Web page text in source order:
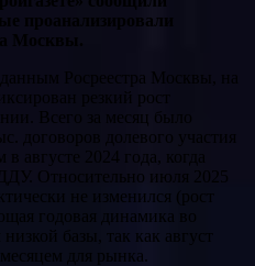
проанализировали
Москвы.
данным Росреестра Москвы, на
резкий рост
Всего за месяц было
договоров долевого участия
августе 2024 года, когда
Относительно июля 2025
не изменился (рост
годовая динамика во
базы, так как август
для рынка.